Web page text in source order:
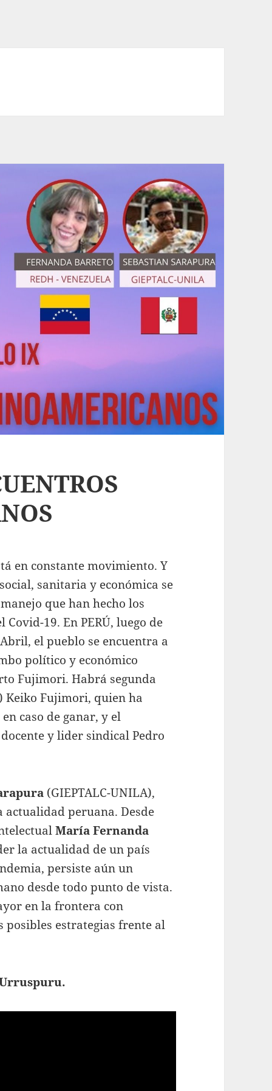
en constante movimiento. Y
sanitaria y económica se
que han hecho los
19. En PERÚ, luego de
el pueblo se encuentra a
político y económico
Fujimori. Habrá segunda
Keiko Fujimori, quien ha
caso de ganar, y el
y lider sindical Pedro
(GIEPTALC-UNILA),
peruana. Desde
María Fernanda
la actualidad de un país
persiste aún un
desde todo punto de vista.
en la frontera con
posibles estrategias frente al